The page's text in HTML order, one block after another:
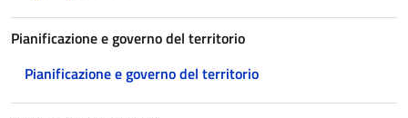
Pianificazione e governo del territorio
Pianificazione e governo del territorio